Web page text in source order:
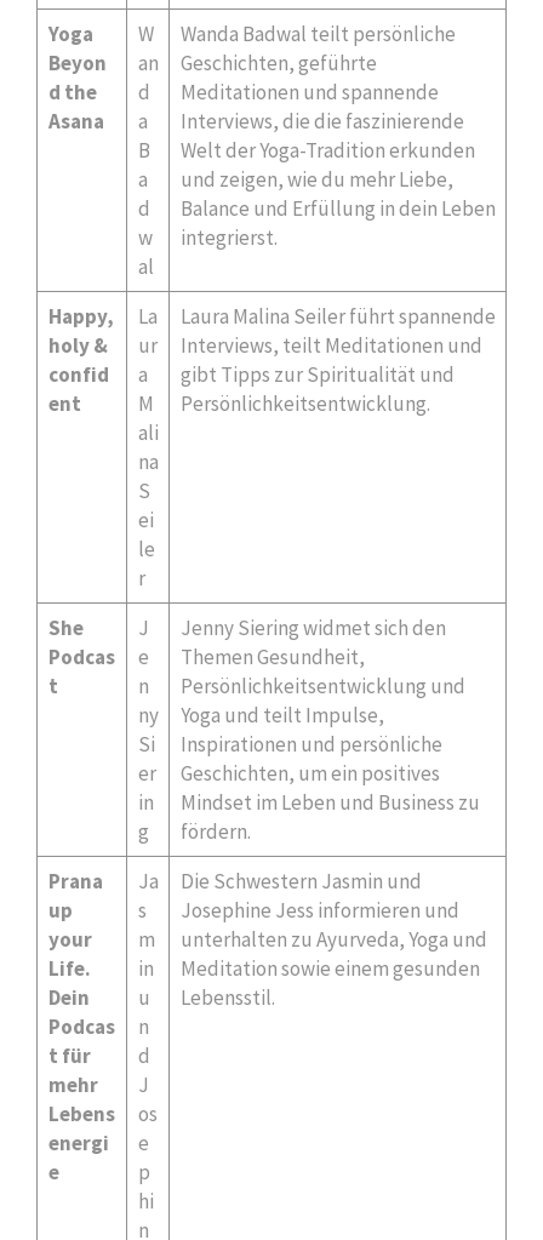
Yoga
Beyon
d the
Asana
W
an
d
a
B
a
d
w
al
Wanda Badwal teilt persönliche
Geschichten, geführte
Meditationen und spannende
Interviews, die die faszinierende
Welt der Yoga-Tradition erkunden
und zeigen, wie du mehr Liebe,
Balance und Erfüllung in dein Leben
integrierst.
Happy,
holy &
confid
ent
La
ur
a
M
ali
na
S
ei
le
r
Laura Malina Seiler führt spannende
Interviews, teilt Meditationen und
gibt Tipps zur Spiritualität und
Persönlichkeitsentwicklung.
She
Podcas
t
J
e
n
ny
Si
er
in
g
Jenny Siering widmet sich den
Themen Gesundheit,
Persönlichkeitsentwicklung und
Yoga und teilt Impulse,
Inspirationen und persönliche
Geschichten, um ein positives
Mindset im Leben und Business zu
fördern.
Prana
up
your
Life.
Dein
Podcas
t für
mehr
Lebens
energi
e
Ja
s
m
in
u
n
d
J
os
e
p
hi
n
Die Schwestern Jasmin und
Josephine Jess informieren und
unterhalten zu Ayurveda, Yoga und
Meditation sowie einem gesunden
Lebensstil.